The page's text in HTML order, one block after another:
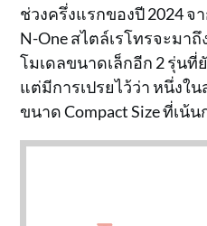
ช่วงครึ่งแรกของปี 2024
N-One สไตล์เรโทรจะมา
โมเดลขนาดเล็กอีก 2 รุ่นที่
แต่มีการเปรยไว้ว่า หนึ่งใ
ขนาด Compact Size ที่เน้